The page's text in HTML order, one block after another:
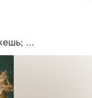
...